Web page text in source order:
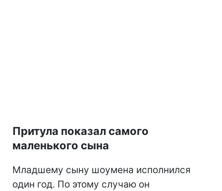
Притула показал самого
маленького сына
Младшему сыну шоумена исполнился
один год. По этому случаю он